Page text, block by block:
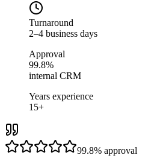
Turnaround
2–4 business days
Approval
99.8%
internal CRM
Years experience
15+
99.8% approval